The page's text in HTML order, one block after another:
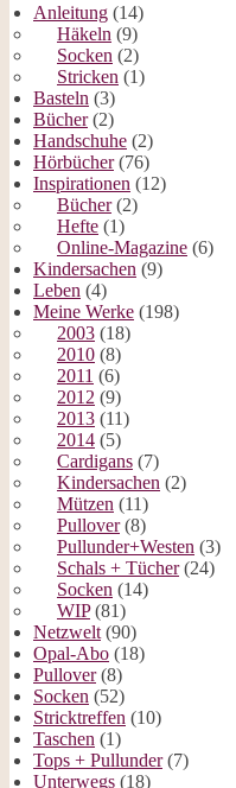
Anleitung (14)
Häkeln (9)
Socken (2)
Stricken (1)
Basteln (3)
Bücher(2)
Handschuhe (2)
Hörbücher(76)
Inspirationen (12)
Bücher(2)
Hefte (1)
Online-Magazine (6)
Kindersachen (9)
Leben (4)
Meine Werke (198)
2003 (18)
2010 (8)
2011 (6)
2012 (9)
2013 (11)
2014 (5)
Cardigans (7)
Kindersachen (2)
Mützen (11)
Pullover(8)
Pullunder+Westen (3)
Schals + Tücher(24)
Socken (14)
WIP(81)
Netzwelt (90)
Opal-Abo (18)
Pullover(8)
Socken (52)
Stricktreffen (10)
Taschen (1)
Tops + Pullunder(7)
Unterwegs (18)